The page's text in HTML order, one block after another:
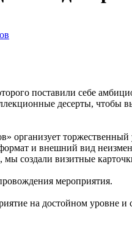
поставили себе
десерты,
организует
и внешний вид
создали визитные
мероприятия.
на достойном уровне и